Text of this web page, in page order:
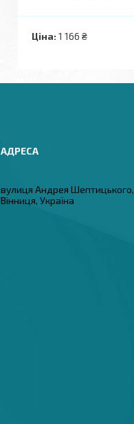
Ціна: 1 166 ₴
вулиця Андрея Шептицького,
Вінниця, Україна